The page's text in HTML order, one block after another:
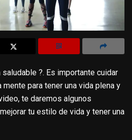
?. Es importante cuidar
para tener una vida plena y
te daremos algunos
tu estilo de vida y tener una